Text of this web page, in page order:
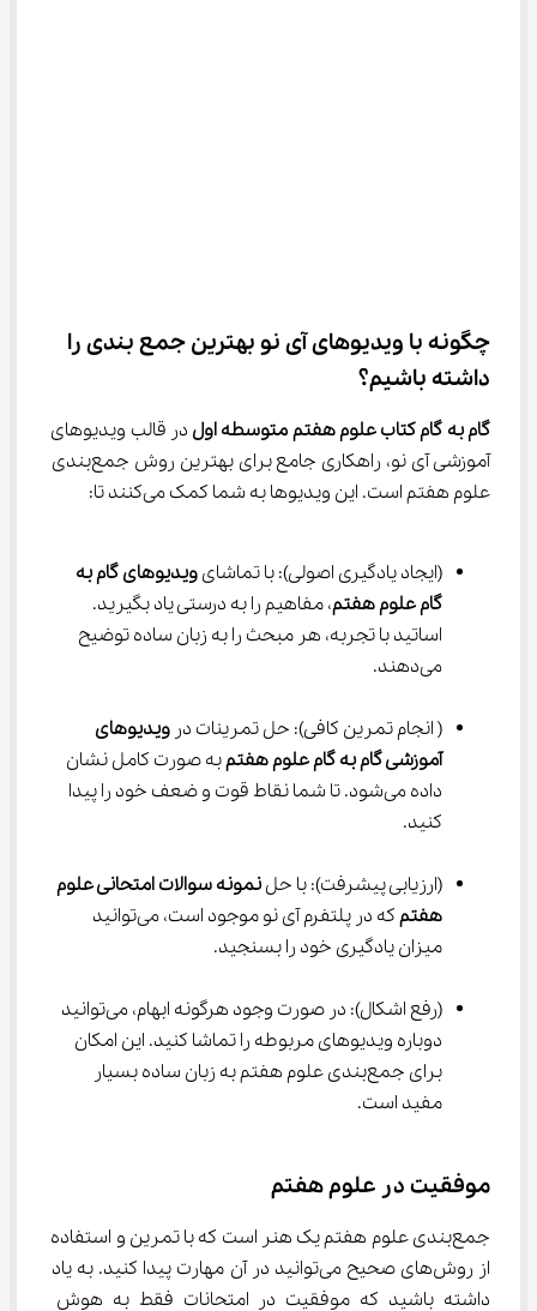
چگونه با ویدیوهای آی نو بهترین جمع ‌بندی را
داشته باشیم؟
گام به گام کتاب علوم هفتم متوسطه اول در قالب ویدیوهای
آموزشی آی نو، راهکاری جامع برای بهترین روش جمع‌بندی
علوم هفتم است. این ویدیوها به شما کمک می‌کنند تا:
(ایجاد یادگیری اصولی): با تماشای ویدیوهای گام به
گام علوم هفتم، مفاهیم را به درستی یاد بگیرید.
اساتید با تجربه، هر مبحث را به زبان ساده توضیح
می‌دهند.
( انجام تمرین کافی): حل تمرینات در ویدیوهای
آموزشی گام به گام علوم هفتم به صورت کامل نشان
داده می‌شود. تا شما نقاط قوت و ضعف خود را پیدا
کنید.
(ارزیابی پیشرفت): با حل نمونه سوالات امتحانی علوم
هفتم
که در پلتفرم آی نو موجود است، می‌توانید
میزان یادگیری خود را بسنجید.
(رفع اشکال): در صورت وجود هرگونه ابهام، می‌توانید
دوباره ویدیوهای مربوطه را تماشا کنید. این امکان
برای جمع‌بندی علوم هفتم به زبان ساده بسیار
مفید است.
موفقیت در علوم هفتم
جمع‌بندی علوم هفتم یک هنر است که با تمرین و استفاده
از روش‌های صحیح می‌توانید در آن مهارت پیدا کنید. به یاد
داشته باشید که موفقیت در امتحانات فقط به هوش